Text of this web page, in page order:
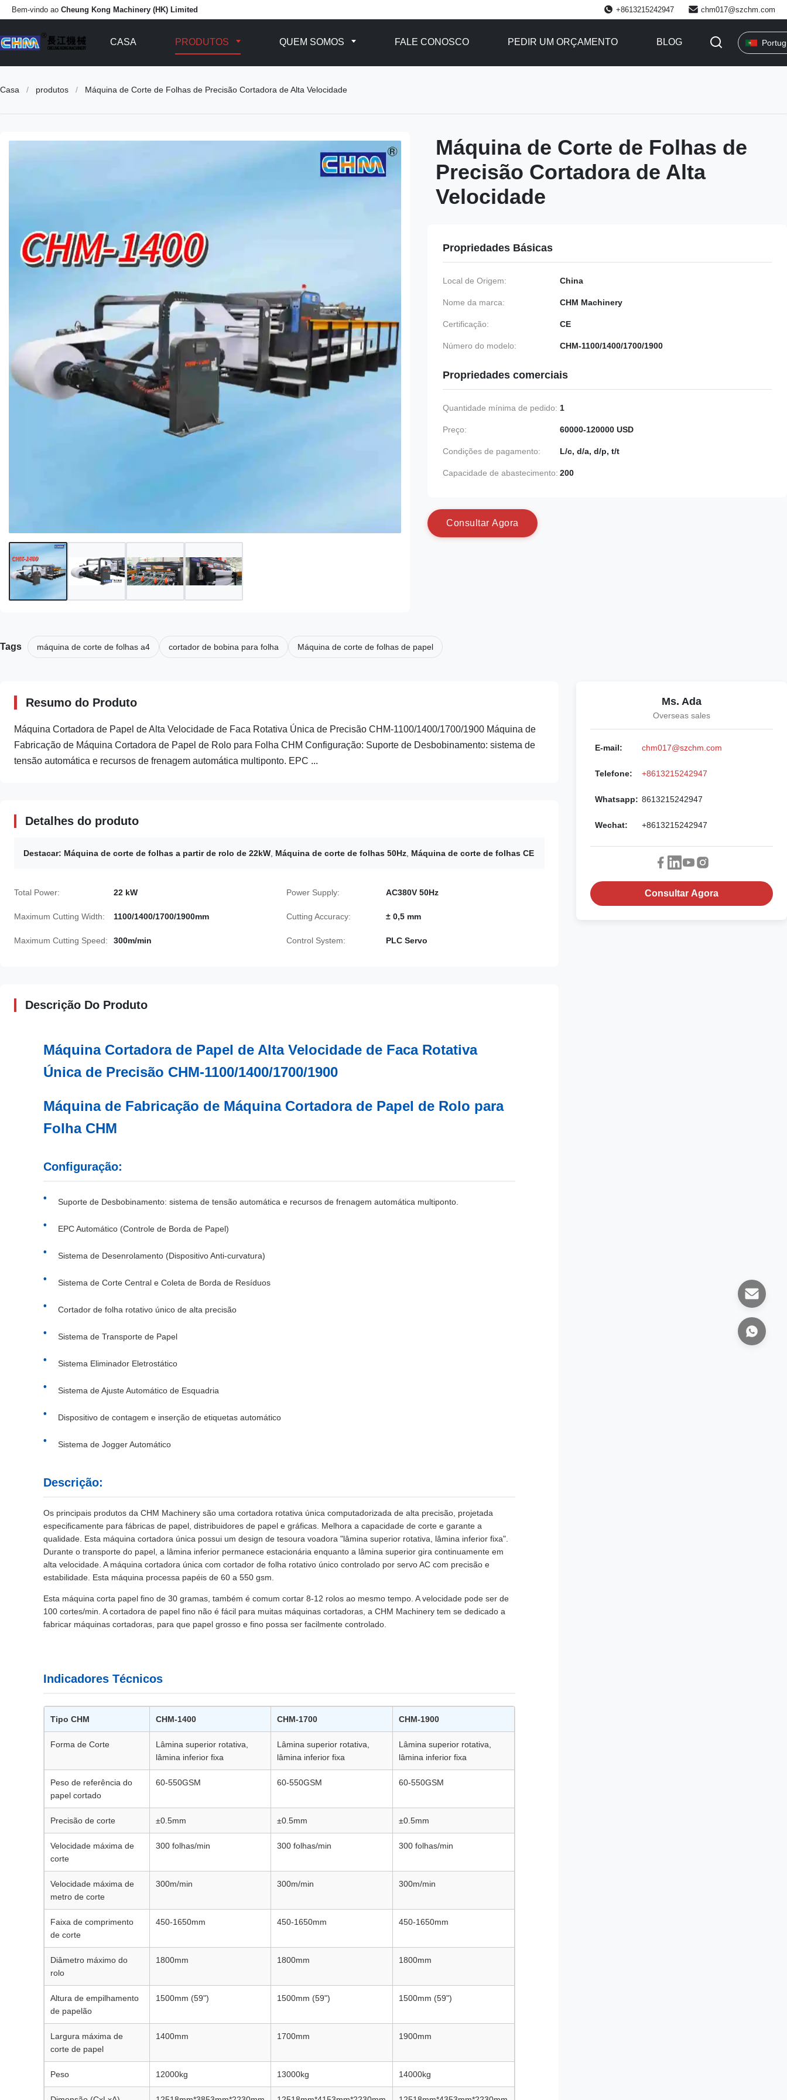
Bem-vindo ao Cheung Kong Machinery (HK) Limited +8613215242947 chm017@szchm.com
CASA PRODUTOS QUEM SOMOS FALE CONOSCO PEDIR UM ORÇAMENTO BLOG
Casa / produtos / Máquina de Corte de Folhas de Precisão Cortadora de Alta Velocidade
Máquina de Corte de Folhas de
Precisão Cortadora de Alta
Velocidade
Propriedades Básicas
Local de Origem: China
Nome da marca: CHM Machinery
Certificação: CE
Número do modelo: CHM-1100/1400/1700/1900
Propriedades comerciais
Quantidade mínima de pedido: 1
Preço: 60000-120000 USD
Condições de pagamento: L/c, d/a, d/p, t/t
Capacidade de abastecimento: 200
Consu tar Agora
Tags máquina de corte de folhas a4 cortador de bobina para folha Máquina de corte de folhas de papel
Resumo do Produto
Máquina Cortadora de Papel de Alta Velocidade de Faca Rotativa Única de Precisão CHM-1100/1400/1700/1900 Máquina de
Fabricação de Máquina Cortadora de Papel de Rolo para Folha CHM Configuração: Suporte de Desbobinamento: sistema de
tensão automática e recursos de frenagem automática multiponto. EPC ...
Detalhes do produto
Destacar: Máquina de corte de folhas a partir de rolo de 22kW Máquina de corte de folhas 50Hz Máquina de corte de folhas CE
Total Power: 22 kW Power Supply: AC380V 50Hz
Maximum Cutting Width: 1100/1400/1700/1900mm Cutting Accuracy: ± 0,5 mm
Maximum Cutting Speed: 300m/min Control System: PLC Servo
Descrição Do Produto
Máquina Cortadora de Papel de Alta Velocidade de Faca Rotativa
Única de Precisão CHM-1100/1400/1700/1900
Máquina de Fabricação de Máquina Cortadora de Papel de Rolo para
Folha CHM
Configuração:
Suporte de Desbobinamento: sistema de tensão automática e recursos de frenagem automática multiponto.
EPC Automático (Controle de Borda de Papel)
Sistema de Desenrolamento (Dispositivo Anti-curvatura)
Sistema de Corte Central e Coleta de Borda de Resíduos
Cortador de folha rotativo único de alta precisão
Sistema de Transporte de Papel
Sistema Eliminador Eletrostático
Sistema de Ajuste Automático de Esquadria
Dispositivo de contagem e inserção de etiquetas automático
Sistema de Jogger Automático
Descrição:
Os principais produtos da CHM Machinery são uma cortadora rotativa única computadorizada de alta precisão, projetada
especificamente para fábricas de papel, distribuidores de papel e gráficas. Melhora a capacidade de corte e garante a
qualidade. Esta máquina cortadora única possui um design de tesoura voadora "lâmina superior rotativa, lâmina inferior fixa".
Durante o transporte do papel, a lâmina inferior permanece estacionária enquanto a lâmina superior gira continuamente em
alta velocidade. A máquina cortadora única com cortador de folha rotativo único controlado por servo AC com precisão e
estabilidade. Esta máquina processa papéis de 60 a 550 gsm.
Esta máquina corta papel fino de 30 gramas, também é comum cortar 8-12 rolos ao mesmo tempo. A velocidade pode ser de
100 cortes/min. A cortadora de papel fino não é fácil para muitas máquinas cortadoras, a CHM Machinery tem se dedicado a
fabricar máquinas cortadoras, para que papel grosso e fino possa ser facilmente controlado.
Indicadores Técnicos
Tipo CHM CHM-1400 CHM-1700 CHM-1900
Forma de Corte
Lâmina superior rotativa,
lâmina inferior fixa
Lâmina superior rotativa,
lâmina inferior fixa
Lâmina superior rotativa,
lâmina inferior fixa
Peso de referência do
papel cortado
60-550GSM 60-550GSM 60-550GSM
Precisão de corte ±0.5mm ±0.5mm ±0.5mm
Velocidade máxima de
corte
300 folhas/min 300 folhas/min 300 folhas/min
Velocidade máxima de
metro de corte
300m/min 300m/min 300m/min
Faixa de comprimento
de corte
450-1650mm 450-1650mm 450-1650mm
Diâmetro máximo do
rolo
1800mm 1800mm 1800mm
Altura de empilhamento
de papelão
1500mm (59") 1500mm (59") 1500mm (59")
Largura máxima de
corte de papel
1400mm 1700mm 1900mm
Peso 12000kg 13000kg 14000kg
Ms. Ada
Overseas sales
E-mail: chm017@szchm.com
Telefone: +8613215242947
Whatsapp: 8613215242947
Wechat: +8613215242947
Consultar Agora